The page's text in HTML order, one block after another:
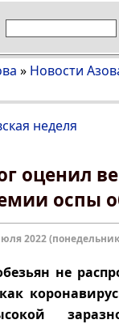
» Новости
неделя
оценил
оспы
2022
не